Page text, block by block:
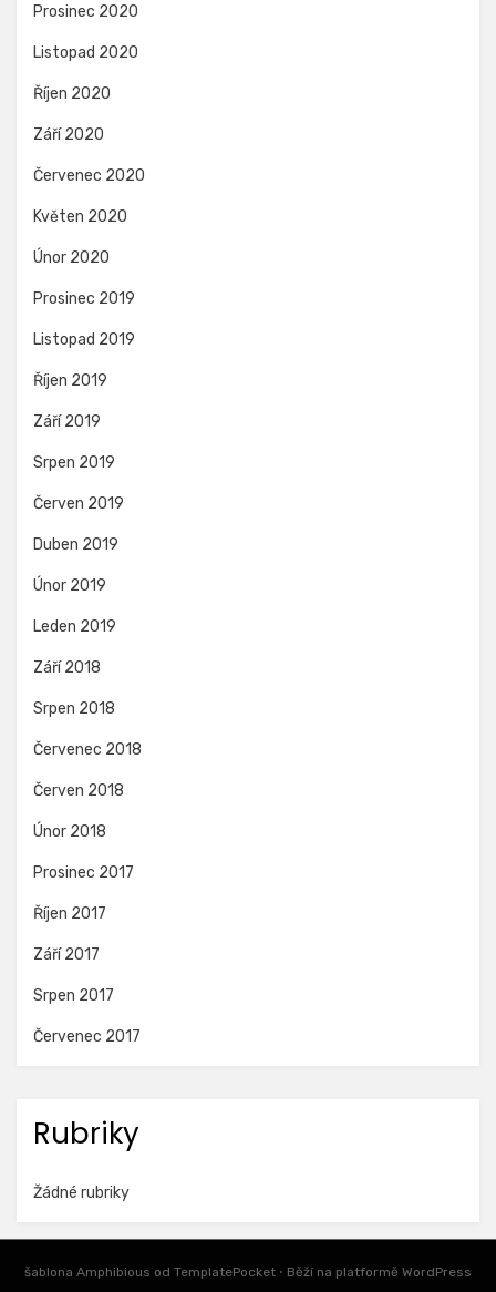
Prosinec 2020
Listopad 2020
Říjen 2020
Září 2020
Červenec 2020
Květen 2020
Únor 2020
Prosinec 2019
Listopad 2019
Říjen 2019
Září 2019
Srpen 2019
Červen 2019
Duben 2019
Únor 2019
Leden 2019
Září 2018
Srpen 2018
Červenec 2018
Červen 2018
Únor 2018
Prosinec 2017
Říjen 2017
Září 2017
Srpen 2017
Červenec 2017
Rubriky
Žádné rubriky
šablona Amphibious od TemplatePocket ⋅ Běží na platformě WordPress